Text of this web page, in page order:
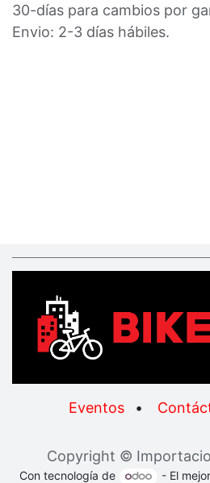
30-días para cambios por
Envio: 2-3 días hábiles.
Eventos •
Copyright ©
Con tecnología de - El mejor